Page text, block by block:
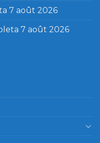
7 août 2026
7 août 2026